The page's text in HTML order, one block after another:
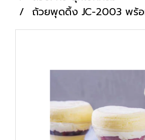
ถ้วยพุดดิ้ง JC-2003 พร้